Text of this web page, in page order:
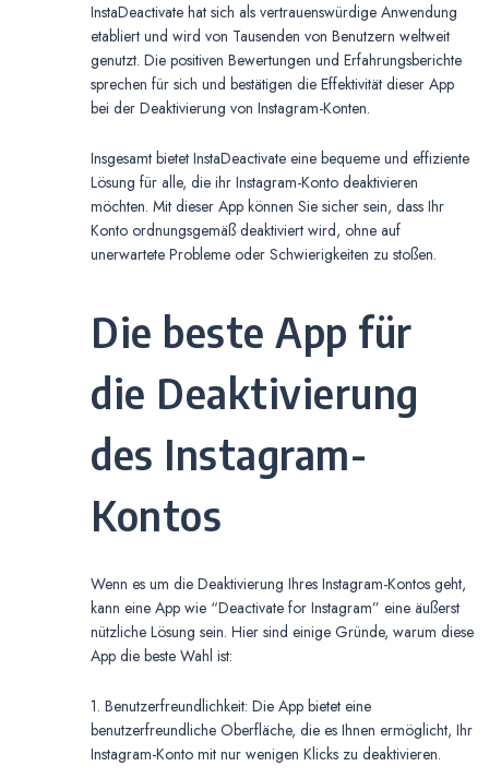
InstaDeactivate hat sich als vertrauenswürdige Anwendung
etabliert und wird von Tausenden von Benutzern weltweit
genutzt. Die positiven Bewertungen und Erfahrungsberichte
sprechen für sich und bestätigen die Effektivität dieser App
bei der Deaktivierung von Instagram-Konten.
Insgesamt bietet InstaDeactivate eine bequeme und effiziente
Lösung für alle, die ihr Instagram-Konto deaktivieren
möchten. Mit dieser App können Sie sicher sein, dass Ihr
Konto ordnungsgemäß deaktiviert wird, ohne auf
unerwartete Probleme oder Schwierigkeiten zu stoßen.
Die beste App für
die Deaktivierung
des Instagram-
Kontos
Wenn es um die Deaktivierung Ihres Instagram-Kontos geht,
kann eine App wie “Deactivate for Instagram” eine äußerst
nützliche Lösung sein. Hier sind einige Gründe, warum diese
App die beste Wahl ist:
1. Benutzerfreundlichkeit: Die App bietet eine
benutzerfreundliche Oberfläche, die es Ihnen ermöglicht, Ihr
Instagram-Konto mit nur wenigen Klicks zu deaktivieren.